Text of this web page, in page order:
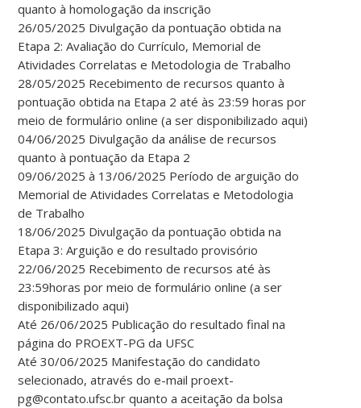
quanto à homologação da inscrição
26/05/2025 Divulgação da pontuação obtida na
Etapa 2: Avaliação do Currículo, Memorial de
Atividades Correlatas e Metodologia de Trabalho
28/05/2025 Recebimento de recursos quanto à
pontuação obtida na Etapa 2 até às 23:59 horas por
meio de formulário online (a ser disponibilizado aqui)
04/06/2025 Divulgação da análise de recursos
quanto à pontuação da Etapa 2
09/06/2025 à 13/06/2025 Período de arguição do
Memorial de Atividades Correlatas e Metodologia
de Trabalho
18/06/2025 Divulgação da pontuação obtida na
Etapa 3: Arguição e do resultado provisório
22/06/2025 Recebimento de recursos até às
23:59horas por meio de formulário online (a ser
disponibilizado aqui)
Até 26/06/2025 Publicação do resultado final na
página do PROEXT-PG da UFSC
Até 30/06/2025 Manifestação do candidato
selecionado, através do e-mail proext-
pg@contato.ufsc.br quanto a aceitação da bolsa